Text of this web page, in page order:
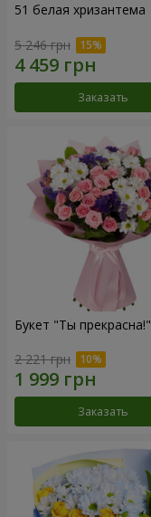
51 белая хризантема
5 246 грн
Заказать
Букет "Ты прекрасна!"
2 221 грн
Заказать